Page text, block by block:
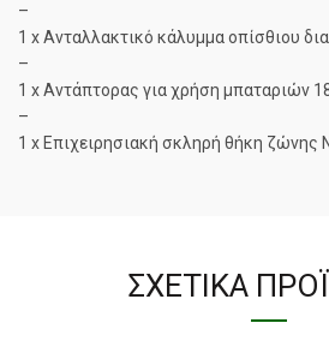
–
1 x Ανταλλακτικό κάλυμμα οπίσθιου
–
1 x Αντάπτορας για χρήση μπαταριών
–
1 x Επιχειρησιακή σκληρή θήκη ζώνης
ΣΧΕΤΙΚΆ